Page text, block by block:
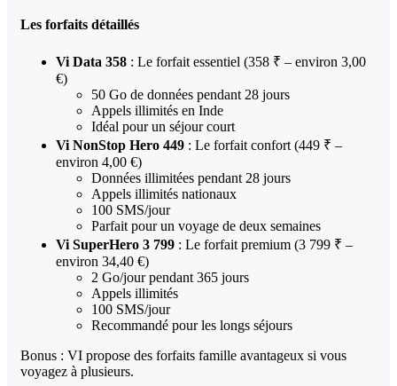
Les forfaits détaillés
Vi Data 358 : Le forfait essentiel (358 ₹ – environ 3,00
€)
50 Go de données pendant 28 jours
Appels illimités en Inde
Idéal pour un séjour court
Vi NonStop Hero 449 : Le forfait confort (449 ₹ –
environ 4,00 €)
Données illimitées pendant 28 jours
Appels illimités nationaux
100 SMS/jour
Parfait pour un voyage de deux semaines
Vi SuperHero 3 799 : Le forfait premium (3 799 ₹ –
environ 34,40 €)
2 Go/jour pendant 365 jours
Appels illimités
100 SMS/jour
Recommandé pour les longs séjours
Bonus : VI propose des forfaits famille avantageux si vous
voyagez à plusieurs.